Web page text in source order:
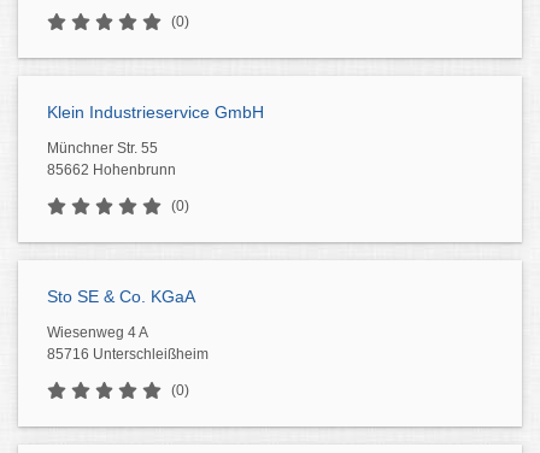
(0)
Klein Industrieservice GmbH
Münchner Str. 55
85662 Hohenbrunn
(0)
Sto SE & Co. KGaA
Wiesenweg 4 A
85716 Unterschleißheim
(0)